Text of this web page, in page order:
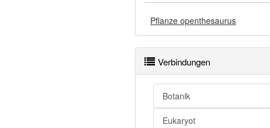
Pflanze openthesaurus
Verbindungen
Botanik
Eukaryot